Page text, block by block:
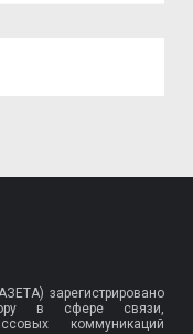
зарегистрировано
в сфере связи,
коммуникаций